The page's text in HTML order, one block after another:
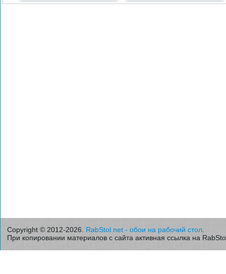
Copyright © 2012-2026. RabStol.net - обои на рабочий стол
При копировании материалов с сайта активная ссылка на